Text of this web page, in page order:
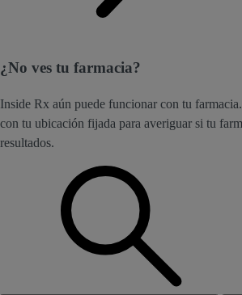
¿No ves tu farmacia?
Inside Rx aún puede funcionar con tu
con tu ubicación fijada para averiguar si tu
resultados.